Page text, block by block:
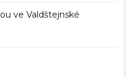
ve Valdštejnské